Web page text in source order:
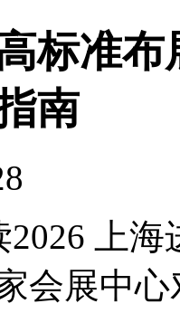
标准
南
2026 上
会展中